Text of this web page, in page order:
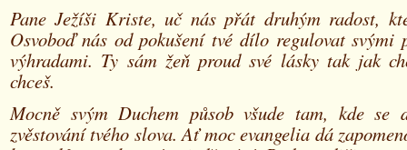
Pane Ježíši Kriste, uč nás přát druhým radost,
Osvoboď nás od pokušení tvé dílo regulovat svými
výhradami. Ty sám žeň proud své lásky tak jak
chceš.
Mocně svým Duchem působ všude tam, kde se
zvěstování tvého slova. Ať moc evangelia dá